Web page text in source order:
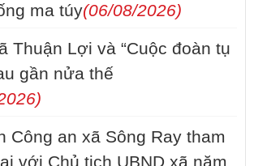
ma túy(06/08/2026)
Thuận Lợi và “Cuộc đoàn tụ
gần nửa thế
Công an xã Sông Ray tham
với Chủ tịch UBND xã năm